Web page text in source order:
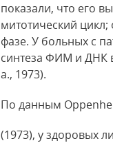
показали, что его
митотический
фазе. У больных с
синтеза ФИМ и ДНК
а., 1973).
По данным
(1973), у здоровых